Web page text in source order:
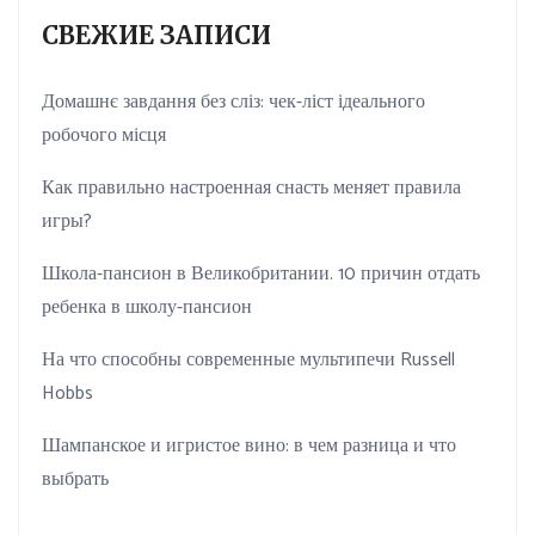
СВЕЖИЕ ЗАПИСИ
Домашнє завдання без сліз: чек-ліст ідеального
робочого місця
Как правильно настроенная снасть меняет правила
игры?
Школа-пансион в Великобритании. 10 причин отдать
ребенка в школу-пансион
На что способны современные мультипечи Russell
Hobbs
Шампанское и игристое вино: в чем разница и что
выбрать